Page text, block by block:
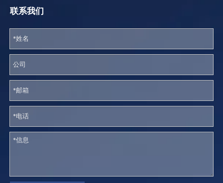
联系我们